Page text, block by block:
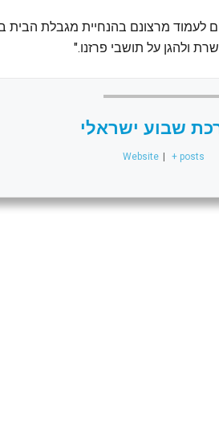
לעמוד מרצונם בהנחיית מגבלת הבית
ולהגן על תושבי פרזנו."
שבוע ישראלי
Website | + posts